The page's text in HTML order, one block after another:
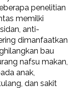
penelitian
memilki
anti-
dimanfaatkan
bau
nafsu makan,
anak,
dan sakit